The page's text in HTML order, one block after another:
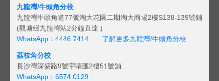
九龍灣/牛頭角分校
九龍灣牛頭角道77號淘大花園二期淘大商場2樓S138-139號鋪
(觀塘綫九龍灣站2分鐘直達 )
WhatsApp：4446 7414
了解更多九龍灣/牛頭角分校
荔枝角分校
長沙灣深盛路9號宇晴匯2樓51號舖
WhatsApp：6574 0129